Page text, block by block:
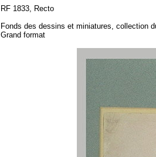
RF 1833, Recto
Fonds des dessins et miniatures, collection
Grand format